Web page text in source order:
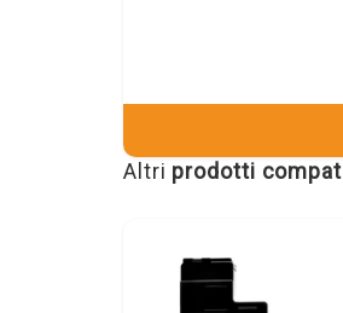
Altri prodotti